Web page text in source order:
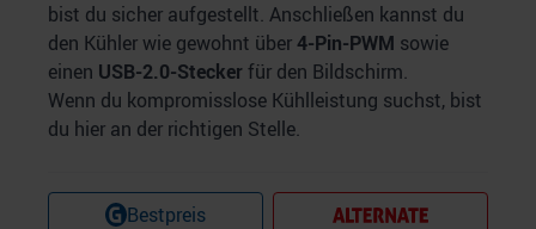
bist du sicher aufgestellt. Anschließen kannst du
den Kühler wie gewohnt über4-Pin-PWM sowie
einen USB-2.0-Steckerfür den Bildschirm.
Wenn du kompromisslose Kühlleistung suchst, bist
du hier an der richtigen Stelle.
Bestpreis